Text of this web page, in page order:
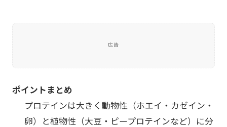
広告
ポイントまとめ
プロテインは大きく動物性（ホエイ・カゼイン・
卵）と植物性（大豆・ピープロテインなど）に分